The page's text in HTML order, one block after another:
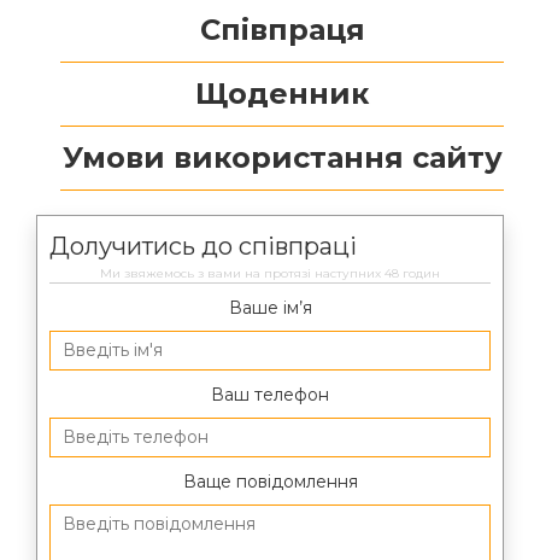
Співпраця
Щоденник
Умови використання сайту
Долучитись до співпраці
Ми звяжемось з вами на протязі наступних 48 годин
Ваше ім’я
Ваш телефон
Ваще повідомлення